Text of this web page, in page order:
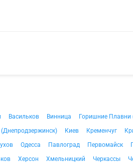
Васильков Винница Горишние
(Днепродзержинск) Киев Кременчуг
Одесса Павлоград Первомайск
Херсон Хмельницкий Черкассы